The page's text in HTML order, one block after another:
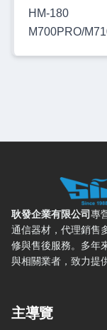
HM-180
M700PRO/
耿發企業有限公
耿發企業有限公司專
通信器材，代理銷售
修與售後服務。多年
與相關業者，致力提
主導覽